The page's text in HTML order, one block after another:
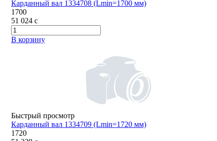
Карданный вал 1334708 (Lmin=1700 мм)
1700
51 024 c
В корзину
Быстрый просмотр
Карданный вал 1334709 (Lmin=1720 мм)
1720